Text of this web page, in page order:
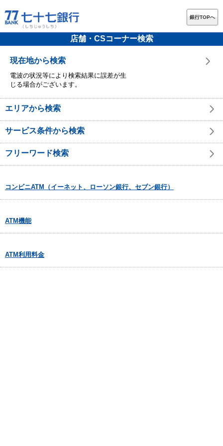
銀行TOPへ
店舗・CSコーナー検索
現在地から検索
電波の状況等により検索結果に誤差が生
じる場合がございます。
エリアから検索
サービス条件から検索
フリーワード検索
コンビニATM（イーネット、ローソン銀行、セブン銀行）
ATM機能
ATM利用料金